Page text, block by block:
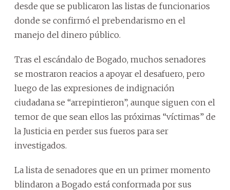
desde que se publicaron las listas de funcionarios
donde se confirmó el prebendarismo en el
manejo del dinero público.
Tras el escándalo de Bogado, muchos senadores
se mostraron reacios a apoyar el desafuero, pero
luego de las expresiones de indignación
ciudadana se “arrepintieron”, aunque siguen con el
temor de que sean ellos las próximas “víctimas” de
la Justicia en perder sus fueros para ser
investigados.
La lista de senadores que en un primer momento
blindaron a Bogado está conformada por sus